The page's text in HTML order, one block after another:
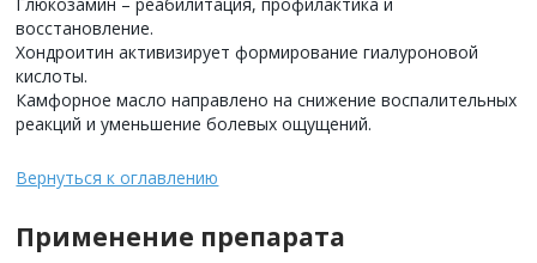
восстановление.
Хондроитин активизирует формирование гиалуроновой
кислоты.
Камфорное масло направлено на снижение воспалительных
реакций и уменьшение болевых ощущений.
Вернуться к оглавлению
Применение препарата